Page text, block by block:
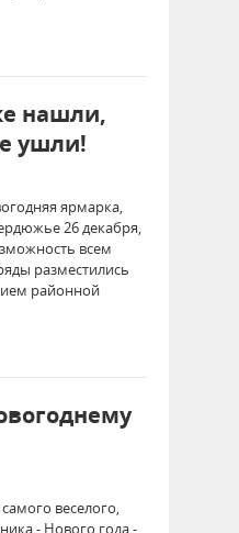
нашли,
ушли!
ярмарка,
26 декабря,
всем
разместились
районной
веселого,
- Нового года -